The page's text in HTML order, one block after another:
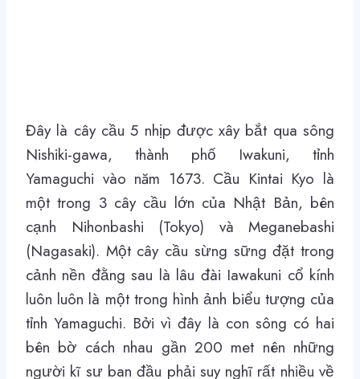
Đây là cây cầu 5 nhịp được xây bắt qua sông
Nishiki-gawa, thành phố Iwakuni, tỉnh
Yamaguchi vào năm 1673. Cầu Kintai Kyo là
một trong 3 cây cầu lớn của Nhật Bản, bên
cạnh Nihonbashi (Tokyo) và Meganebashi
(Nagasaki). Một cây cầu sừng sững đặt trong
cảnh nền đằng sau là lâu đài Iawakuni cổ kính
luôn luôn là một trong hình ảnh biểu tượng của
tỉnh Yamaguchi. Bởi vì đây là con sông có hai
bên bờ cách nhau gần 200 met nên những
người kĩ sư ban đầu phải suy nghĩ rất nhiều về